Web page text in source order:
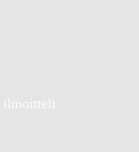
ilmoitteli